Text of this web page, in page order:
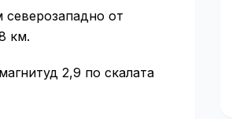
от
км.
2,9 по скалата